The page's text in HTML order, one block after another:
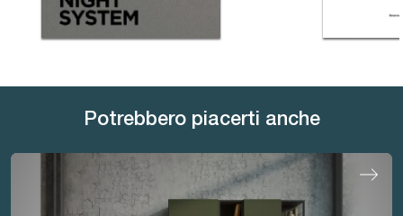
Potrebbero piacerti anche